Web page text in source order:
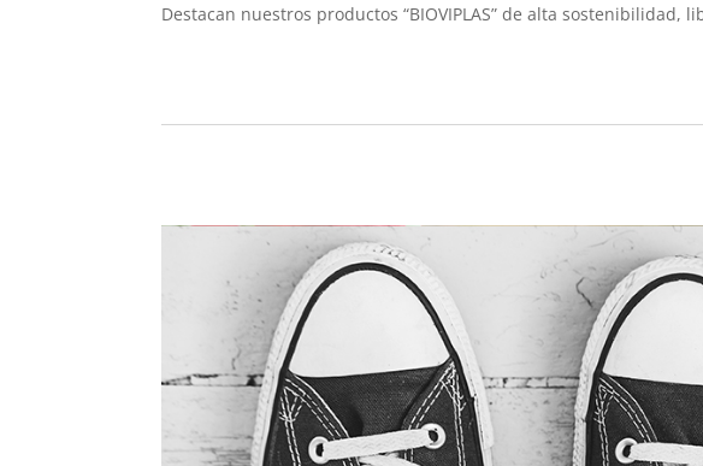
Destacan nuestros productos “BIOVIPLAS” de alta sostenibilidad,